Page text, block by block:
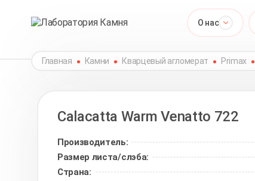
О нас
Главная Камни Кварцевый агломерат Primax
Calacatta Warm Venatto 722
Производитель:
Размер листа/слэба:
Страна: